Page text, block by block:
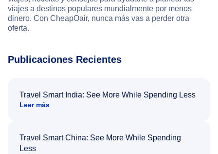
viajes a destinos populares mundialmente por menos
dinero. Con CheapOair, nunca más vas a perder otra
oferta.
Publicaciones Recientes
Travel Smart India: See More While Spending Less
Leer más
Travel Smart China: See More While Spending
Less